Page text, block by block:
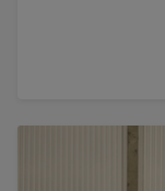
tervetulleeksi
kiinnostuneen
kisasääntöihin